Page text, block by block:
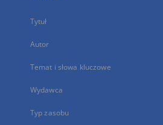
Tytuł
Autor
Temat i słowa kluczowe
Wydawca
Typ zasobu